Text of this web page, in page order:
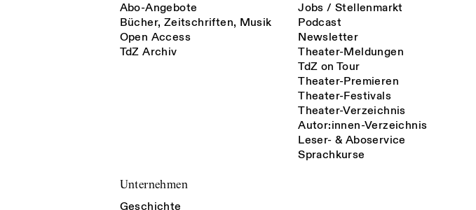
Abo-Angebote
Bücher, Zeitschriften, Musik
Open Access
TdZ Archiv
Jobs / Stellenmarkt
Podcast
Newsletter
Theater-Meldungen
TdZ on Tour
Theater-Premieren
Theater-Festivals
Theater-Verzeichnis
Autor:innen-Verzeichnis
Leser- & Aboservice
Sprachkurse
Unternehmen
Geschichte